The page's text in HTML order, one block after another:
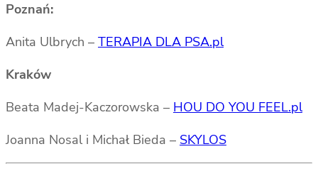
Poznań:
Anita Ulbrych – TERAPIA DLA PSA.pl
Kraków
Beata Madej-Kaczorowska – HOU DO YOU FEEL.pl
Joanna Nosal i Michał Bieda – SKYLOS